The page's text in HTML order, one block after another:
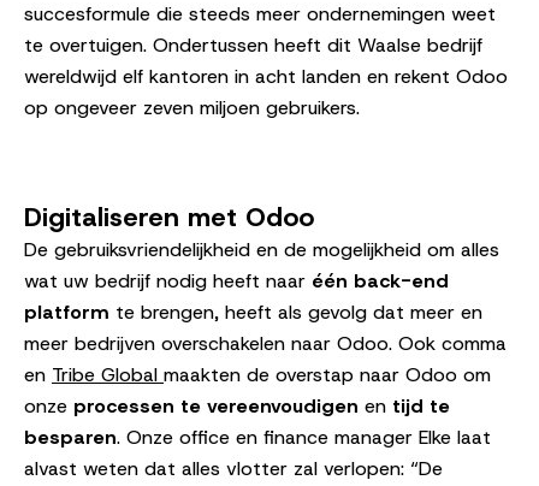
succesformule die steeds meer ondernemingen weet
te overtuigen. Ondertussen heeft dit Waalse bedrijf
wereldwijd elf kantoren in acht landen en rekent Odoo
op ongeveer zeven miljoen gebruikers.
Digitaliseren met Odoo
De gebruiksvriendelijkheid en de mogelijkheid om alles
wat uw bedrijf nodig heeft naar één back-end
platform te brengen, heeft als gevolg dat meer en
meer bedrijven overschakelen naar Odoo. Ook comma
en Tribe Global maakten de overstap naar Odoo om
onze processen te vereenvoudigen en tijd te
besparen. Onze office en finance manager Elke laat
alvast weten dat alles vlotter zal verlopen: “De